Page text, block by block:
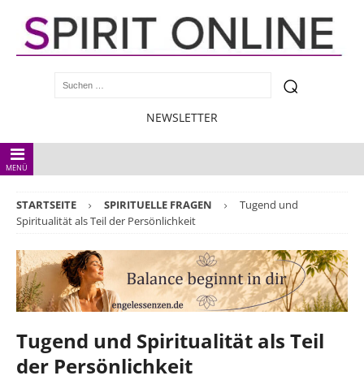
NEWSLETTER
MENÜ
STARTSEITE SPIRITUELLE FRAGEN
Tugend und
Spiritualität als Teil der Persönlichkeit
Tugend und Spiritualität als Teil
der Persönlichkeit